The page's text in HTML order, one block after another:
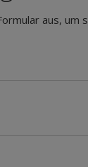
aus,